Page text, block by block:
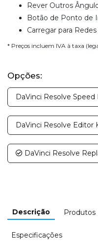
Rever Outros
Botão de Ponto de
Carregar para Redes
* Preços incluem IVA à taxa
Opções:
DaVinci Resolve Speed
DaVinci Resolve Editor
DaVinci Resolve
Descrição Produtos
Especificações